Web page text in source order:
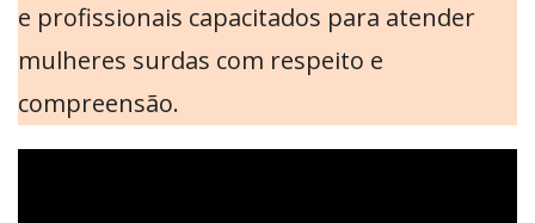
e profissionais capacitados para atender
mulheres surdas com respeito e
compreensão.